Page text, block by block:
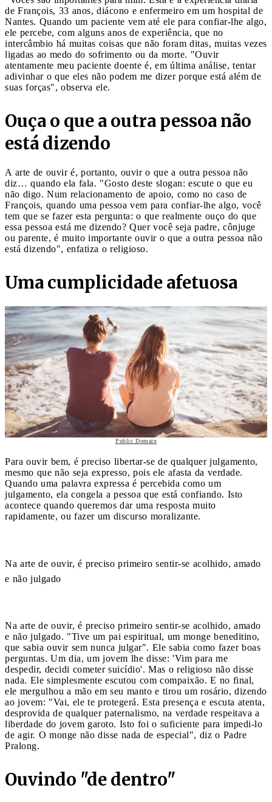
de François, 33 anos, diácono e enfermeiro em um hospital de
Nantes. Quando um paciente vem até ele para confiar-lhe algo,
ele percebe, com alguns anos de experiência, que no
intercâmbio há muitas coisas que não foram ditas, muitas vezes
ligadas ao medo do sofrimento ou da morte. "Ouvir
atentamente meu paciente doente é, em última análise, tentar
adivinhar o que eles não podem me dizer porque está além de
suas forças", observa ele.
Ouça o que a outra pessoa não
está dizendo
A arte de ouvir é, portanto, ouvir o que a outra pessoa não
diz… quando ela fala. "Gosto deste slogan: escute o que eu
não digo. Num relacionamento de apoio, como no caso de
François, quando uma pessoa vem para confiar-lhe algo, você
tem que se fazer esta pergunta: o que realmente ouço do que
essa pessoa está me dizendo? Quer você seja padre, cônjuge
ou parente, é muito importante ouvir o que a outra pessoa não
está dizendo", enfatiza o religioso.
Uma cumplicidade afetuosa
Public Domain
Para ouvir bem, é preciso libertar-se de qualquer julgamento,
mesmo que não seja expresso, pois ele afasta da verdade.
Quando uma palavra expressa é percebida como um
julgamento, ela congela a pessoa que está confiando. Isto
acontece quando queremos dar uma resposta muito
rapidamente, ou fazer um discurso moralizante.
Na arte de ouvir, é preciso primeiro sentir-se acolhido, amado
e não julgado
Na arte de ouvir, é preciso primeiro sentir-se acolhido, amado
e não julgado. "Tive um pai espiritual, um monge beneditino,
que sabia ouvir sem nunca julgar". Ele sabia como fazer boas
perguntas. Um dia, um jovem lhe disse: 'Vim para me
despedir, decidi cometer suicídio'. Mas o religioso não disse
nada. Ele simplesmente escutou com compaixão. E no final,
ele mergulhou a mão em seu manto e tirou um rosário, dizendo
ao jovem: "Vai, ele te protegerá. Esta presença e escuta atenta,
desprovida de qualquer paternalismo, na verdade respeitava a
liberdade do jovem garoto. Isto foi o suficiente para impedi-lo
de agir. O monge não disse nada de especial", diz o Padre
Pralong.
Ouvindo "de dentro"